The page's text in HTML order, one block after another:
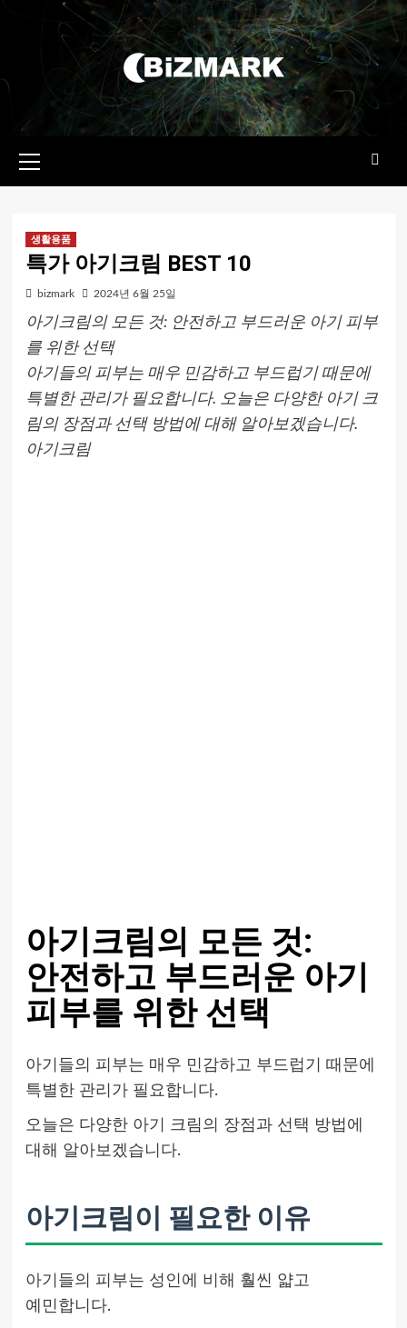
메뉴
생활용품
특가 아기크림 BEST 10
bizmark 2024년 6월 25일
아기크림의 모든 것: 안전하고 부드러운 아기 피부
를 위한 선택
아기들의 피부는 매우 민감하고 부드럽기 때문에
특별한 관리가 필요합니다. 오늘은 다양한 아기 크
림의 장점과 선택 방법에 대해 알아보겠습니다.
아기크림
아기크림의 모든 것:
안전하고 부드러운 아기
피부를 위한 선택
아기들의 피부는 매우 민감하고 부드럽기 때문에
특별한 관리가 필요합니다.
오늘은 다양한 아기 크림의 장점과 선택 방법에
대해 알아보겠습니다.
아기크림이 필요한 이유
아기들의 피부는 성인에 비해 훨씬 얇고
예민합니다.